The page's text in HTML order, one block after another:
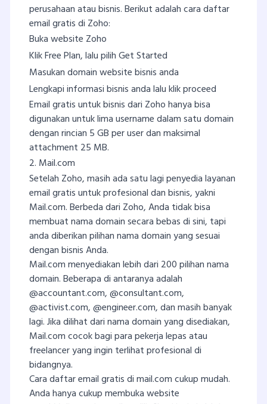
perusahaan atau bisnis. Berikut adalah cara daftar
email gratis di Zoho:
Buka website Zoho
Klik Free Plan, lalu pilih Get Started
Masukan domain website bisnis anda
Lengkapi informasi bisnis anda lalu klik proceed
Email gratis untuk bisnis dari Zoho hanya bisa
digunakan untuk lima username dalam satu domain
dengan rincian 5 GB per user dan maksimal
attachment 25 MB.
2. Mail.com
Setelah Zoho, masih ada satu lagi penyedia layanan
email gratis untuk profesional dan bisnis, yakni
Mail.com. Berbeda dari Zoho, Anda tidak bisa
membuat nama domain secara bebas di sini, tapi
anda diberikan pilihan nama domain yang sesuai
dengan bisnis Anda.
Mail.com menyediakan lebih dari 200 pilihan nama
domain. Beberapa di antaranya adalah
@accountant.com, @consultant.com,
@activist.com, @engineer.com, dan masih banyak
lagi. Jika dilihat dari nama domain yang disediakan,
Mail.com cocok bagi para pekerja lepas atau
freelancer yang ingin terlihat profesional di
bidangnya.
Cara daftar email gratis di mail.com cukup mudah.
Anda hanya cukup membuka website